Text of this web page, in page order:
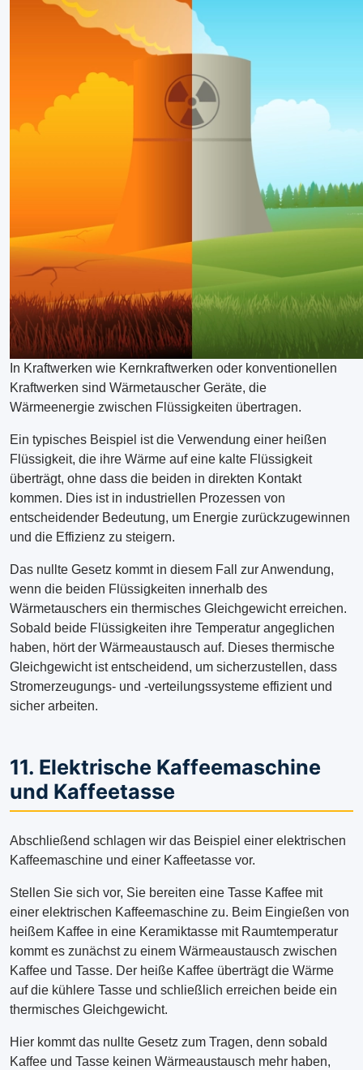
In Kraftwerken wie Kernkraftwerken oder konventionellen
Kraftwerken sind Wärmetauscher Geräte, die
Wärmeenergie zwischen Flüssigkeiten übertragen.
Ein typisches Beispiel ist die Verwendung einer heißen
Flüssigkeit, die ihre Wärme auf eine kalte Flüssigkeit
überträgt, ohne dass die beiden in direkten Kontakt
kommen. Dies ist in industriellen Prozessen von
entscheidender Bedeutung, um Energie zurückzugewinnen
und die Effizienz zu steigern.
Das nullte Gesetz kommt in diesem Fall zur Anwendung,
wenn die beiden Flüssigkeiten innerhalb des
Wärmetauschers ein thermisches Gleichgewicht erreichen.
Sobald beide Flüssigkeiten ihre Temperatur angeglichen
haben, hört der Wärmeaustausch auf. Dieses thermische
Gleichgewicht ist entscheidend, um sicherzustellen, dass
Stromerzeugungs- und -verteilungssysteme effizient und
sicher arbeiten.
11. Elektrische Kaffeemaschine
und Kaffeetasse
Abschließend schlagen wir das Beispiel einer elektrischen
Kaffeemaschine und einer Kaffeetasse vor.
Stellen Sie sich vor, Sie bereiten eine Tasse Kaffee mit
einer elektrischen Kaffeemaschine zu. Beim Eingießen von
heißem Kaffee in eine Keramiktasse mit Raumtemperatur
kommt es zunächst zu einem Wärmeaustausch zwischen
Kaffee und Tasse. Der heiße Kaffee überträgt die Wärme
auf die kühlere Tasse und schließlich erreichen beide ein
thermisches Gleichgewicht.
Hier kommt das nullte Gesetz zum Tragen, denn sobald
Kaffee und Tasse keinen Wärmeaustausch mehr haben,